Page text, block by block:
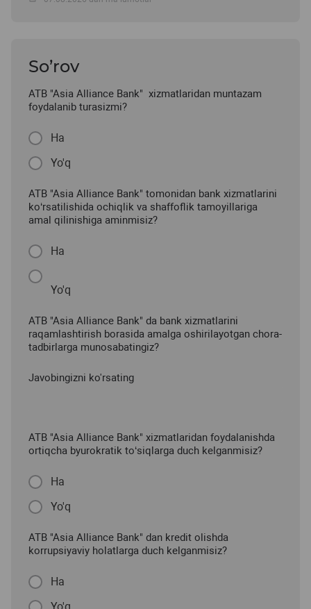
So’rov
ATB "Asia Alliance Bank" xizmatlaridan muntazam
foydalanib turasizmi?
Ha
Yo'q
ATB "Asia Alliance Bank" tomonidan bank xizmatlarini
ko‘rsatilishida ochiqlik va shaffoflik tamoyillariga
amal qilinishiga aminmisiz?
Ha
Yo'q
ATB "Asia Alliance Bank" da bank xizmatlarini
raqamlashtirish borasida amalga oshirilayotgan chora-
tadbirlarga munosabatingiz?
Javobingizni ko'rsating
ATB "Asia Alliance Bank" xizmatlaridan foydalanishda
ortiqcha byurokratik to‘siqlarga duch kelganmisiz?
Ha
Yo'q
ATB "Asia Alliance Bank" dan kredit olishda
korrupsiyaviy holatlarga duch kelganmisiz?
Ha